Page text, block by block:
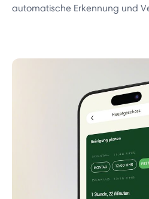
automatische Erkennung und